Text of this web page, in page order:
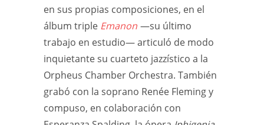
en sus propias composiciones, en el
álbum triple Emanon —su último
trabajo en estudio— articuló de modo
inquietante su cuarteto jazzístico a la
Orpheus Chamber Orchestra. También
grabó con la soprano Renée Fleming y
compuso, en colaboración con